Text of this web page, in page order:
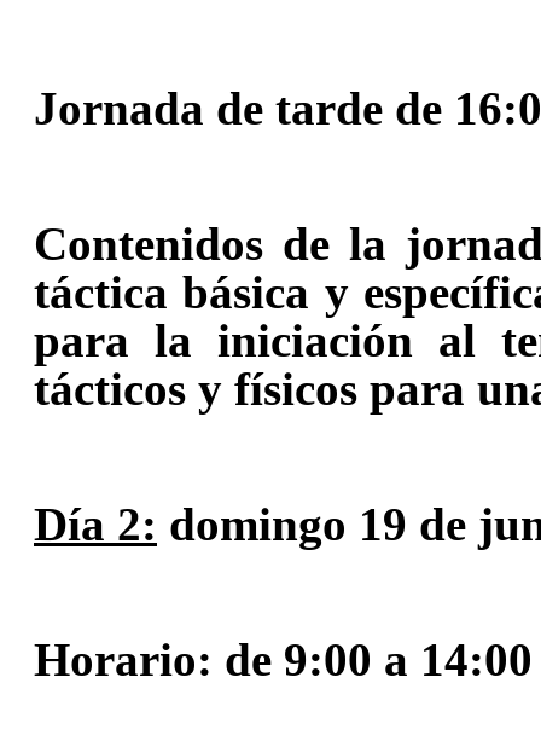
Jornada de tarde de
Contenidos de la
táctica básica y
para la iniciación al
tácticos y físicos para
Día 2: domingo 19 de
Horario: de 9:00 a 14:00